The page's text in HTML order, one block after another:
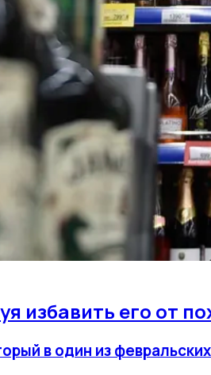
избавить его от
в один из